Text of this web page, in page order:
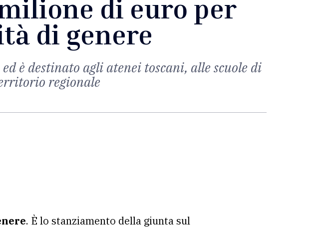
di euro per
di genere
è destinato agli atenei toscani, alle scuole di
regionale
. È lo stanziamento della giunta sul